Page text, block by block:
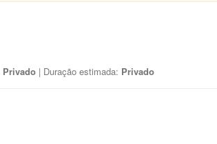
Privado | Duração estimada: Privado